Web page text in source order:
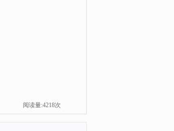
阅读量:4218次